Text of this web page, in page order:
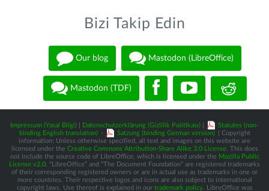
Bizi Takip Edin
Our blog Mastodon (LibreOffice)
Mastodon (TDF)
Impressum (Yasal Bilgi) Datenschutzerklärung (Gizlilik Politikası)
Statutes (non-
binding English translation) - Satzung (binding German version)
| Copyright
information: Unless otherwise specified, all text and images on this website are
licensed under the Creative Commons Attribution-Share Alike 3.0 License. This does
not include the source code of LibreOffice, which is licensed under the Mozilla Public
License v2.0 . “LibreOffice” and “The Document Foundation” are registered trademarks
of their corresponding registered owners or are in actual use as trademarks in one or
more countries. Their respective logos and icons are also subject to international
copyright laws. Use thereof is explained in our trademark policy. LibreOffice was